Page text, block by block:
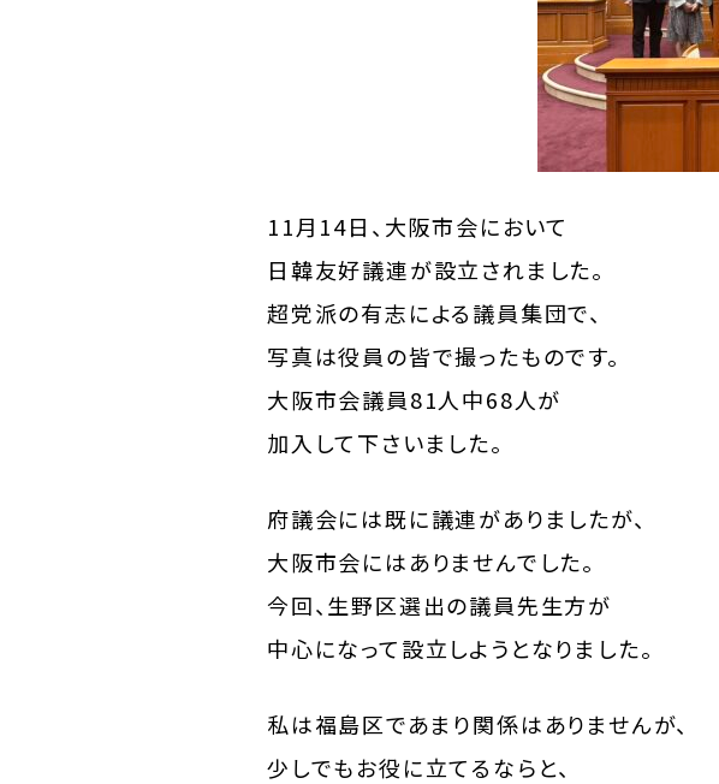
11月14日、大阪市会において
日韓友好議連が設立されました。
超党派の有志による議員集団で、
写真は役員の皆で撮ったものです。
大阪市会議員81人中68人が
加入して下さいました。
府議会には既に議連がありましたが、
大阪市会にはありませんでした。
今回、生野区選出の議員先生方が
中心になって設立しようとなりました。
私は福島区であまり関係はありませんが、
少しでもお役に立てるならと、